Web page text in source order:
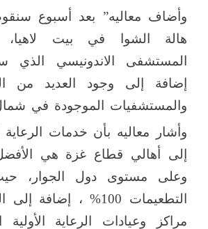
وأضاف معاليه” بعد أسبوع
هالة الشوا في بيت لاهيا،
المستشفى الاندونيسي الذي
إضافة إلى وجود العديد من
والمستشفيات الموجودة في
وأشار معاليه بأن خدمات الرعاية
إلى أهالي قطاع غزة هي
وعلى مستوى دول الجوار،
التطعيمات 100% ،